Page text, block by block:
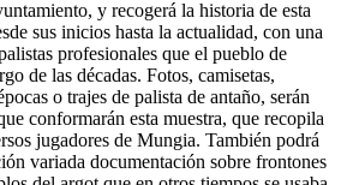
y recogerá la historia de esta
sus inicios hasta la actualidad, con una
profesionales que el pueblo de
de las décadas. Fotos, camisetas,
o trajes de palista de antaño, serán
conformarán esta muestra, que recopila
jugadores de Mungia. También podrá
variada documentación sobre frontones